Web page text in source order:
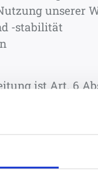
unserer
-stabilität
ist Art. 6
für die
oder